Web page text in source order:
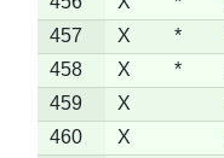
457
X *
458
X *
459
X
460
X